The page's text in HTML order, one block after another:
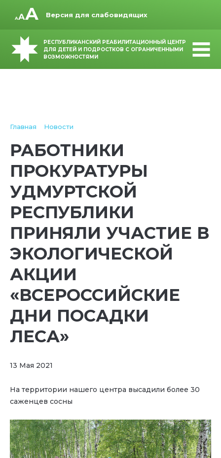
Версия для слабовидящих
РЕСПУБЛИКАНСКИЙ РЕАБИЛИТАЦИОННЫЙ ЦЕНТР
ДЛЯ ДЕТЕЙ И ПОДРОСТКОВ С ОГРАНИЧЕННЫМИ
ВОЗМОЖНОСТЯМИ
Главная Новости
РАБОТНИКИ
ПРОКУРАТУРЫ
УДМУРТСКОЙ
РЕСПУБЛИКИ
ПРИНЯЛИ УЧАСТИЕ В
ЭКОЛОГИЧЕСКОЙ
АКЦИИ
«ВСЕРОССИЙСКИЕ
ДНИ ПОСАДКИ
ЛЕСА»
13 Мая 2021
На территории нашего центра высадили более 30
саженцев сосны